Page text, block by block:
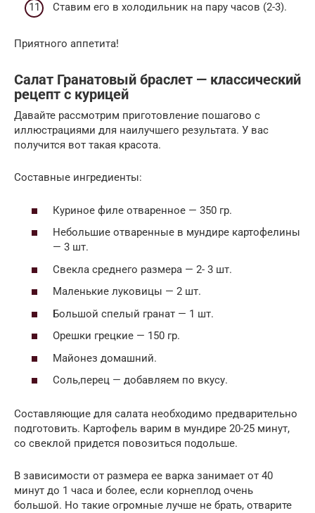
Ставим его в холодильник на пару часов (2-3).
Приятного аппетита!
Салат Гранатовый браслет — классический
рецепт с курицей
Давайте рассмотрим приготовление пошагово с
иллюстрациями для наилучшего результата. У вас
получится вот такая красота.
Составные ингредиенты:
Куриное филе отваренное — 350 гр.
Небольшие отваренные в мундире картофелины
— 3 шт.
Свекла среднего размера — 2- 3 шт.
Маленькие луковицы — 2 шт.
Большой спелый гранат — 1 шт.
Орешки грецкие — 150 гр.
Майонез домашний.
Соль,перец — добавляем по вкусу.
Составляющие для салата необходимо предварительно
подготовить. Картофель варим в мундире 20-25 минут,
со свеклой придется повозиться подольше.
В зависимости от размера ее варка занимает от 40
минут до 1 часа и более, если корнеплод очень
большой. Но такие огромные лучше не брать, отварите